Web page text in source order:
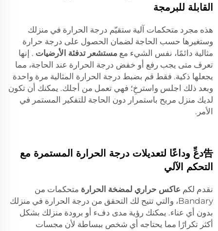
القابلة للبرمجة
هذه مجرد متحكمات آلية ستقيّم درجة الحرارة في منزلك
وستغيرها حسب الحاجة لضمان الحصول على درجة حرارة
مثالية دائمًا، نفس الشيء مع مستشعر تدفئة الأرضيات . إنها
تعرف متى يجب رفع أو خفض درجة الحرارة عند الحاجة، مما
يجعلها ذكية. فقط قم بضبط درجة الحرارة المثالية مرة واحدة
وبعد ذلك اجلس واسترخِ؛ فهي تعمل من أجلك. يمكنك أن تكون
لديك منزل مريح باستمرار دون الحاجة للتفكير المستمر في
الأمر.
告دعِّ وداعًا لتعديلات درجة الحرارة المستمرة مع
التحكم الآلي
نقدم لكم عاكس حراري لمضخة الحرارة متحكمات من
Bandary، والتي تتيح لك التحقق من درجة الحرارة في منزلك
بدون أي عناء. يمكنك رؤية مدى دفء أو برودة منزلك بشكل
أكثر تكرارًا مما يحتاجه أي شخص ببساطة لأن مجسات